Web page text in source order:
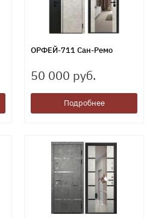
ОРФЕЙ-711 Сан-Ремо
50 000 руб.
Подробнее